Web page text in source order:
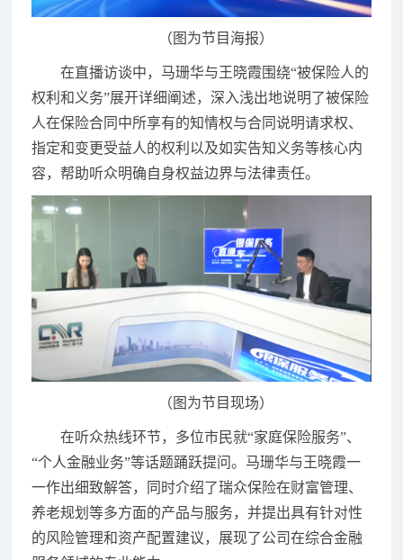
（图为节目海报）
在直播访谈中，马珊华与王晓霞围绕“被保险人的
权利和义务”展开详细阐述，深入浅出地说明了被保险
人在保险合同中所享有的知情权与合同说明请求权、
指定和变更受益人的权利以及如实告知义务等核心内
容，帮助听众明确自身权益边界与法律责任。
（图为节目现场）
在听众热线环节，多位市民就“家庭保险服务”、
“个人金融业务”等话题踊跃提问。马珊华与王晓霞一
一作出细致解答，同时介绍了瑞众保险在财富管理、
养老规划等多方面的产品与服务，并提出具有针对性
的风险管理和资产配置建议，展现了公司在综合金融